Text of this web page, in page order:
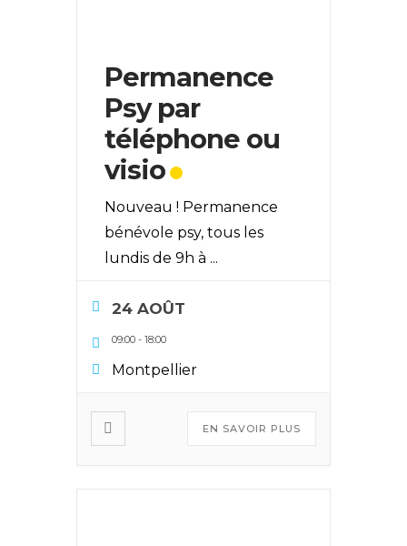
Permanence
Psy par
téléphone ou
visio
Nouveau ! Permanence
bénévole psy, tous les
lundis de 9h à ...
24 AOÛT
09:00 - 18:00
Montpellier
EN SAVOIR PLUS